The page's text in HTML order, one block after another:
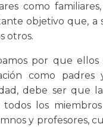
como
objetivo que, a
otros.
por que
como
debe ser que
todos los
y profesores,